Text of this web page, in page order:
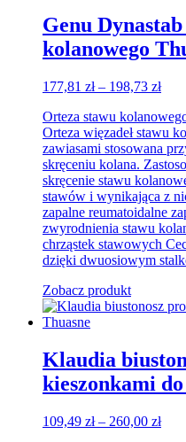
Genu
kolanowego
177,81 zł – 198,73 zł
od
do
Orteza stawu
Orteza więzadeł stawu
zawiasami stosowana
skręceniu kolana.
skręcenie stawu
stawów i wynikająca z
zapalne reumatoidalne
zwyrodnienia stawu
chrząstek stawowych
dzięki dwuosiowym
Zobacz produkt
Klaudia
kieszonkami
109,49 zł – 260,00 zł